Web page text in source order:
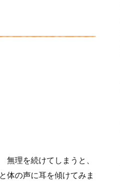
無理を続けてしまうと、
体の声に耳を傾けてみま